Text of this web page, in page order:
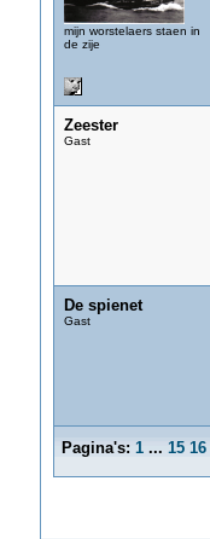
mijn worstelaers staen in
de zije
Zeester
Gast
De spienet
Gast
Pagina's: 1 ... 15 16